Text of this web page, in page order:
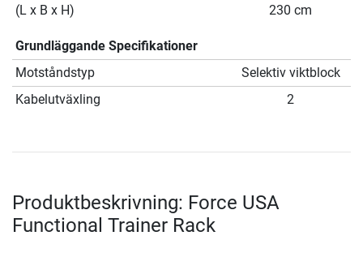
(L x B x H)
230 cm
Grundläggande Specifikationer
Motståndstyp
Selektiv viktblock
Kabelutväxling
2
Produktbeskrivning: Force USA
Functional Trainer Rack